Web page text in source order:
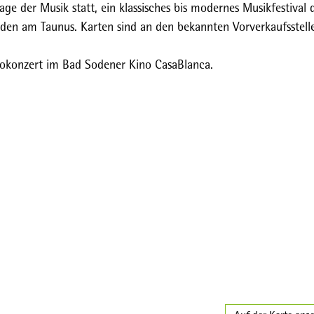
der Musik statt, ein klassisches bis modernes Musikfestival
am Taunus. Karten sind an den bekannten
im Bad Sodener Kino CasaBlanca.